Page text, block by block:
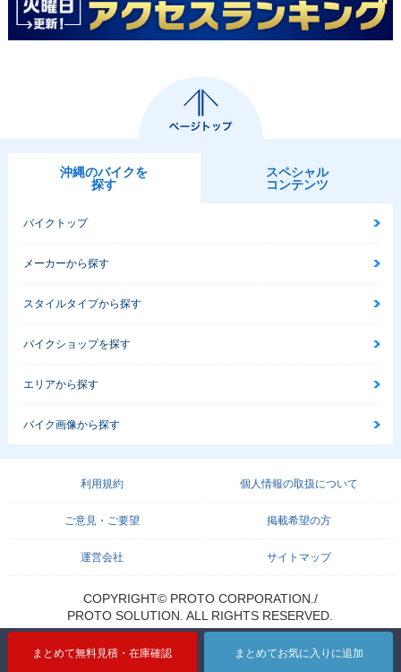
まとめて無料見積・在庫確認 まとめてお気に入りに追加
沖縄のバイクを
探す
スペシャル
コンテンツ
バイクトップ
メーカーから探す
スタイルタイプから探す
バイクショップを探す
エリアから探す
バイク画像から探す
利用規約 個人情報の取扱について
ご意見・ご要望 掲載希望の方
運営会社 サイトマップ
COPYRIGHT© PROTO CORPORATION./
PROTO SOLUTION. ALL RIGHTS RESERVED.